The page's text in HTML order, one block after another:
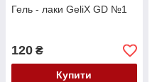
Гель - лаки GeliX GD №1
120 ₴
Купити